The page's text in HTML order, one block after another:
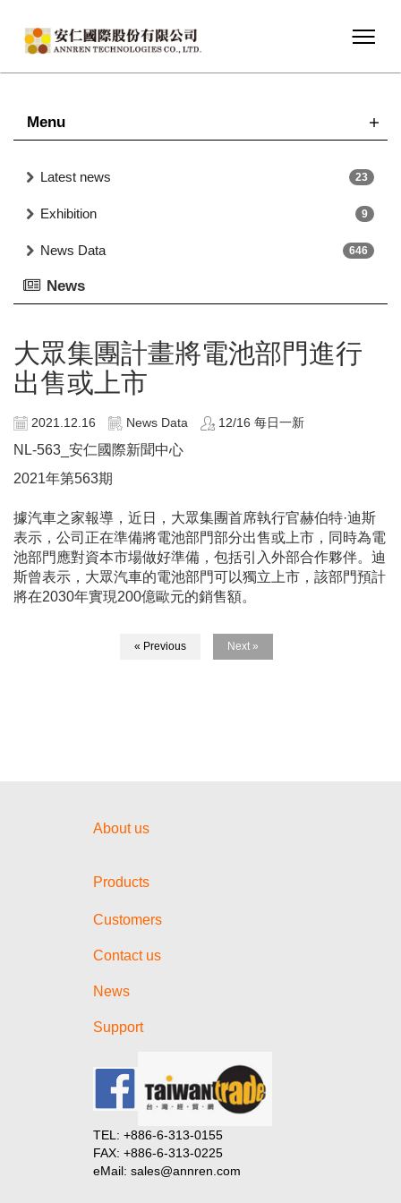
Menu
Latest news 23
Exhibition 9
News Data 646
News
大眾集團計畫將電池部門進行
出售或上市
2021.12.16 News Data 12/16 每日一新
NL-563_安仁國際新聞中心
2021年第563期
據汽車之家報導，近日，大眾集團首席執行官赫伯特·迪斯
表示，公司正在準備將電池部門部分出售或上市，同時為電
池部門應對資本市場做好準備，包括引入外部合作夥伴。迪
斯曾表示，大眾汽車的電池部門可以獨立上市，該部門預計
將在2030年實現200億歐元的銷售額。
« Previous Next »
About us
Products
Customers
Contact us
News
Support
TEL: +886-6-313-0155
FAX: +886-6-313-0225
eMail: sales@annren.com